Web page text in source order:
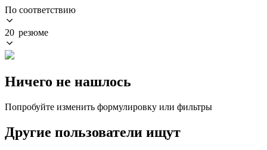
По соответствию
20 резюме
Ничего не нашлось
Попробуйте изменить формулировку или фильтры
Другие пользователи ищут